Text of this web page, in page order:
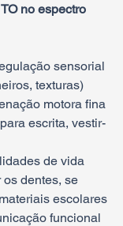
no espectro
sensorial
texturas)
motora fina
escrita, vestir-
de vida
dentes, se
escolares
funcional